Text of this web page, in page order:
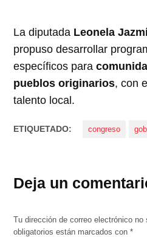
La diputada Leonela
propuso desarrollar
específicos para
pueblos originarios, con
talento local.
ETIQUETADO: congreso
Deja un
Tu dirección de correo electrónico no
obligatorios están marcados con*